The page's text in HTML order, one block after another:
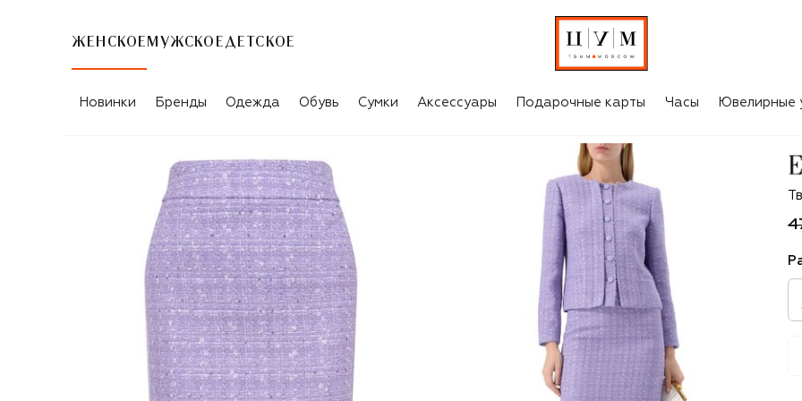
ЖЕНСКОЕ МУЖСКОЕ ДЕТСКОЕ
Новинки Бренды Одежда Обувь Сумки Аксессуары Подарочные карты Часы Ювелирные